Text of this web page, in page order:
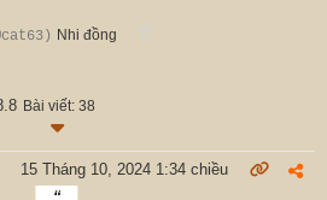
Nhi đồng
Bài viết: 38
15 Tháng 10, 2024 1:34 chiều